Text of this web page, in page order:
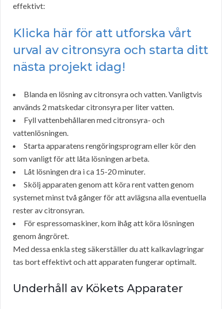
effektivt:
Klicka här för att utforska vårt
urval av citronsyra och starta ditt
nästa projekt idag!
Blanda en lösning av citronsyra och vatten. Vanligtvis
används 2 matskedar citronsyra per liter vatten.
Fyll vattenbehållaren med citronsyra- och
vattenlösningen.
Starta apparatens rengöringsprogram eller kör den
som vanligt för att låta lösningen arbeta.
Låt lösningen dra i ca 15-20 minuter.
Skölj apparaten genom att köra rent vatten genom
systemet minst två gånger för att avlägsna alla eventuella
rester av citronsyran.
För espressomaskiner, kom ihåg att köra lösningen
genom ångröret.
Med dessa enkla steg säkerställer du att kalkavlagringar
tas bort effektivt och att apparaten fungerar optimalt.
Underhåll av Kökets Apparater